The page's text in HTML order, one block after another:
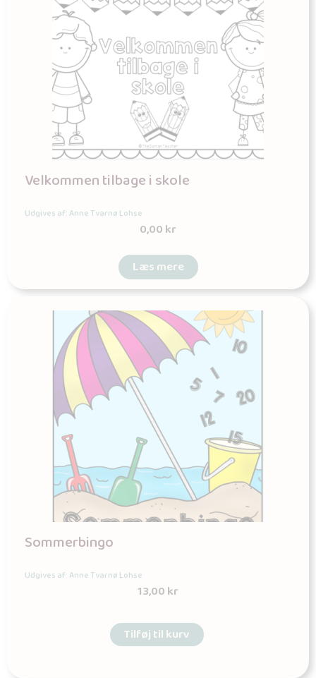
Velkommen tilbage i skole
Udgives af: Anne Tvarnø Lohse
0,00kr
Læs mere
Sommerbingo
Udgives af: Anne Tvarnø Lohse
13,00kr
Tilføj til kurv